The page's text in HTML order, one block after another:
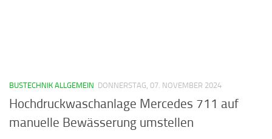
BUSTECHNIK ALLGEMEIN DONNERSTAG, 07. NOVEMBER 2024
Hochdruckwaschanlage Mercedes 711 auf
manuelle Bewässerung umstellen